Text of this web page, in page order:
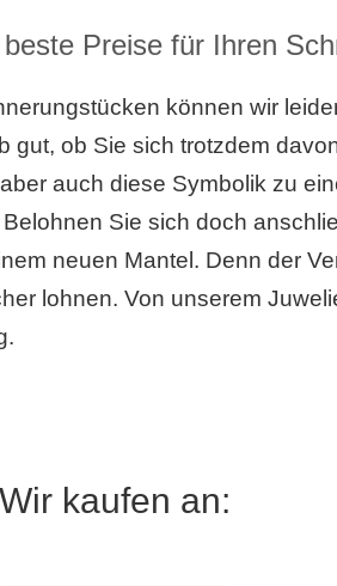
Preise für Ihren
können wir
gut, ob Sie sich trotzdem
auch diese Symbolik zu
Sie sich doch
neuen Mantel. Denn der
lohnen. Von unserem
Wir kaufen an: